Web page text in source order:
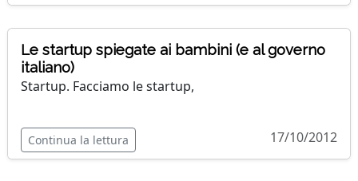
Le startup spiegate ai bambini (e al governo
italiano)
Startup. Facciamo le startup,
Continua la lettura 17/10/2012